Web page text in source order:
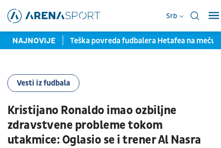
Srb
NAJNOVIJE
pred potpisom Teška povreda fudbalera Hetafea na meču
Vesti iz fudbala
Kristijano Ronaldo imao ozbiljne
zdravstvene probleme tokom
utakmice: Oglasio se i trener Al Nasra